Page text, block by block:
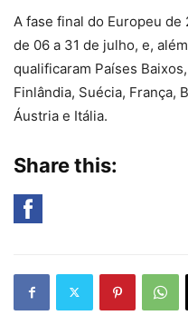
A fase final do Europeu
de 06 a 31 de julho, e,
qualificaram Países
Finlândia, Suécia, França,
Áustria e Itália.
Share this: